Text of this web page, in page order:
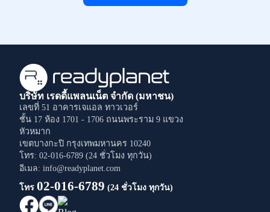
บริษัท เรดดี้แพลนเน็ต จำกัด (มหาชน)
เลขที่ 51 อาคารเจแอล ทาวเวอร์
ชั้น 17 ห้อง 1701 - 1706 ถนนพระราม 9 แขวง
หัวหมาก
เขตบางกะปิ กรุงเทพมหานคร 10240
โทร: 02-016-6789 (24 ชั่วโมง ทุกวัน)
อีเมล: info@readyplanet.com
โทร 02-016-6789 (24 ชั่วโมง ทุกวัน)